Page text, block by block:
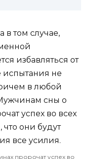
в том случае,
избавляться от
испытания не
в любой
сны о
успех во всех
они будут
все усилия.
пророчат успех во